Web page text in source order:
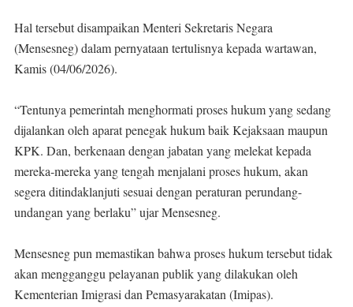
Hal tersebut disampaikan Menteri Sekretaris Negara
(Mensesneg) dalam pernyataan tertulisnya kepada wartawan,
Kamis (04/06/2026).
“Tentunya pemerintah menghormati proses hukum yang sedang
dijalankan oleh aparat penegak hukum baik Kejaksaan maupun
KPK. Dan, berkenaan dengan jabatan yang melekat kepada
mereka-mereka yang tengah menjalani proses hukum, akan
segera ditindaklanjuti sesuai dengan peraturan perundang-
undangan yang berlaku” ujar Mensesneg.
Mensesneg pun memastikan bahwa proses hukum tersebut tidak
akan mengganggu pelayanan publik yang dilakukan oleh
Kementerian Imigrasi dan Pemasyarakatan (Imipas).